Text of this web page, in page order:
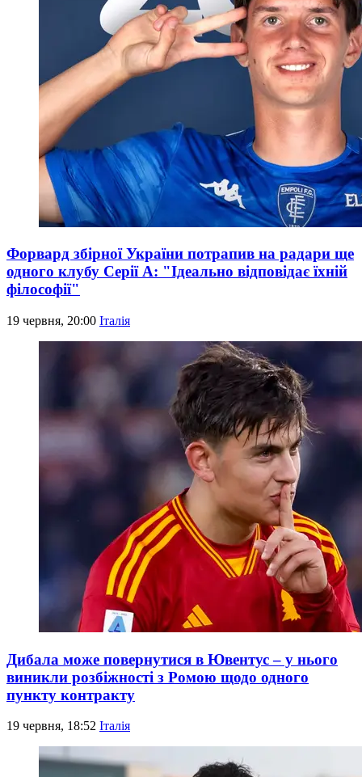
Форвард збірної України потрапив на радари ще
одного клубу Серії А: "Ідеально відповідає їхній
філософії"
19 червня, 20:00 Італія
Дибала може повернутися в Ювентус – у нього
виникли розбіжності з Ромою щодо одного
пункту контракту
19 червня, 18:52 Італія